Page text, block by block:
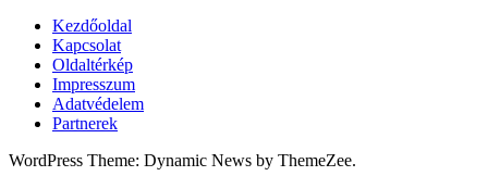
Kezdőoldal
Kapcsolat
Oldaltérkép
Impresszum
Adatvédelem
Partnerek
WordPress Theme: Dynamic News by ThemeZee.